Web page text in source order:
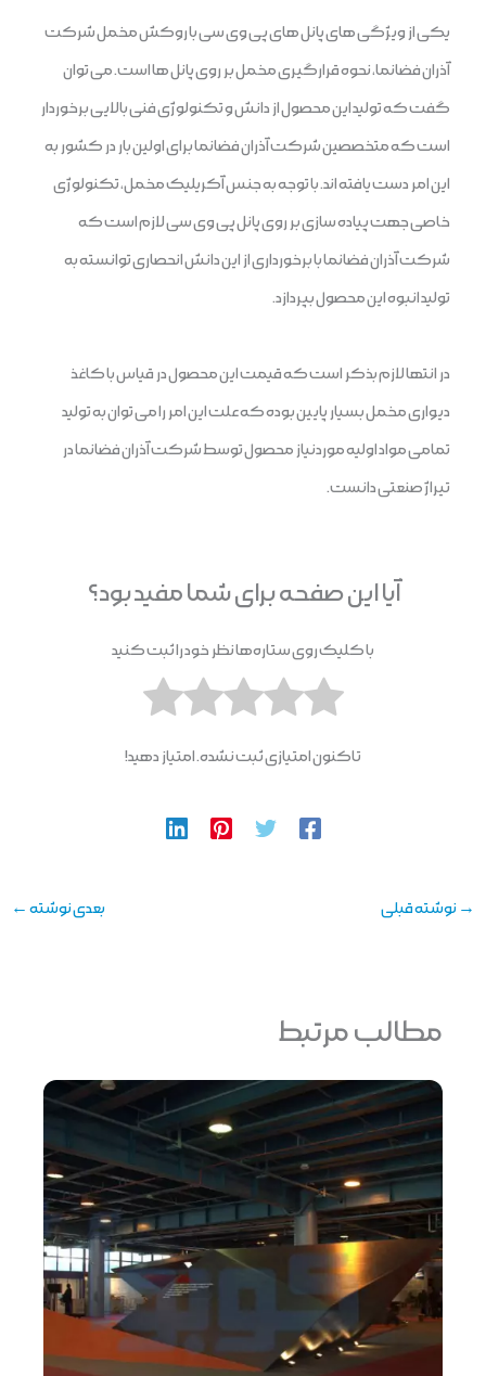
یکی از ویژگی های پانل های پی وی سی با روکش مخمل شرکت
آذران فضانما، نحوه قرارگیری مخمل بر روی پانل ها است. می توان
گفت که تولید این محصول از دانش و تکنولوژی فنی بالایی برخوردار
است که متخصصین شرکت آذران فضانما برای اولین بار در کشور به
این امر دست یافته اند. با توجه به جنس آکریلیک مخمل، تکنولوژی
خاصی جهت پیاده سازی بر روی پانل پی وی سی لازم است که
شرکت آذران فضانما با برخورداری از این دانش انحصاری توانسته به
تولید انبوه این محصول بپردازد.
در انتها لازم بذکر است که قیمت این محصول در قیاس با کاغذ
دیواری مخمل بسیار پایین بوده که علت این امر را می توان به تولید
تمامی مواد اولیه موردنیاز محصول توسط شرکت آذران فضانما در
تیراژ صنعتی دانست.
آیا این صفحه برای شما مفید بود؟
با کلیک روی ستاره‌ها نظر خود را ثبت کنید
تاکنون امتیازی ثبت نشده. امتیاز دهید!
→ نوشته قبلی بعدی نوشته ←
مطالب مرتبط